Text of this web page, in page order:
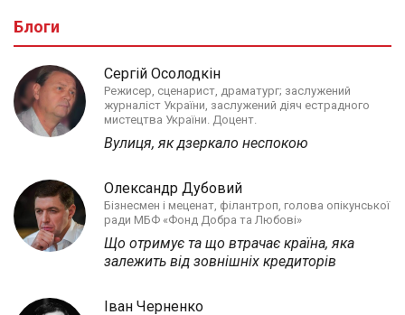
Блоги
Сергій Осолодкін
Режисер, сценарист, драматург; заслужений
журналіст України, заслужений діяч естрадного
мистецтва України. Доцент.
Вулиця, як дзеркало неспокою
Олександр Дубовий
Бізнесмен і меценат, філантроп, голова опікунської
ради МБФ «Фонд Добра та Любові»
Що отримує та що втрачає країна, яка
залежить від зовнішніх кредиторів
Іван Черненко